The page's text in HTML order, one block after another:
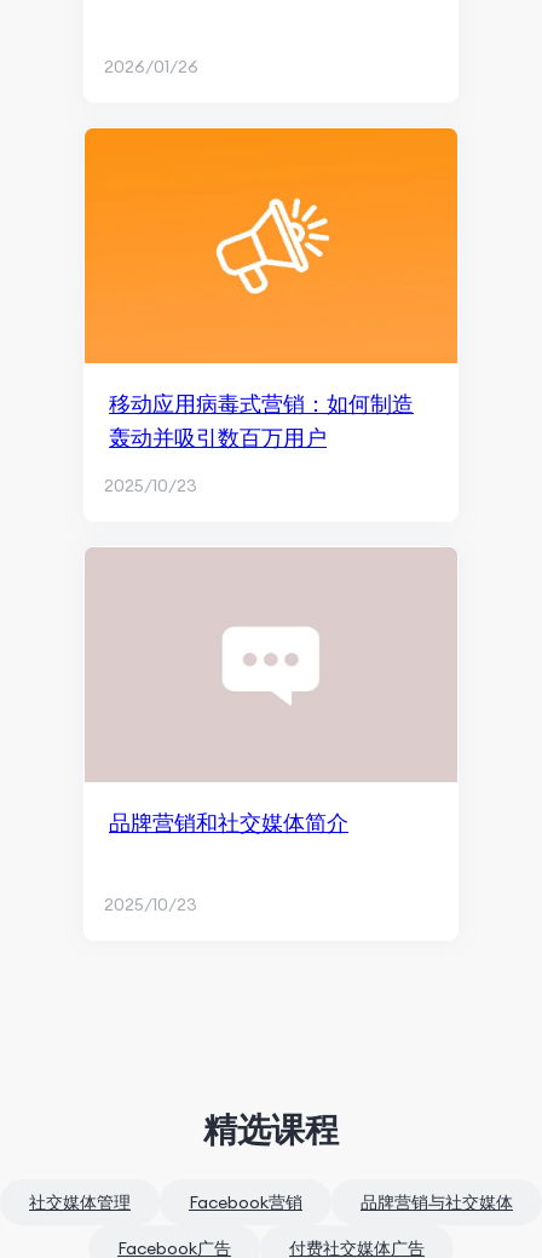
社交媒体营销
社交媒体管理
品牌营销与社交媒体
Facebook广告
2026/01/26
移动应用病毒式营销：如何制造
轰动并吸引数百万用户
2025/10/23
品牌营销和社交媒体简介
2025/10/23
精选课程
社交媒体管理 Facebook营销 品牌营销与社交媒体
Facebook广告 付费社交媒体广告